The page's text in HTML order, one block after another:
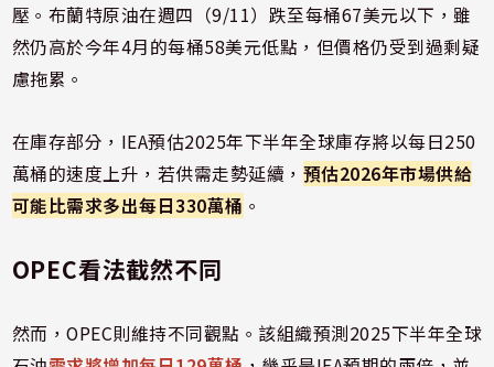
壓。布蘭特原油在週四（9/11）跌至每桶67美元以下，雖
然仍高於今年4月的每桶58美元低點，但價格仍受到過剩疑
慮拖累。
在庫存部分，IEA預估2025年下半年全球庫存將以每日250
萬桶的速度上升，若供需走勢延續， 預估2026年市場供給
可能比需求多出每日330萬桶 。
OPEC看法截然不同
然而，OPEC則維持不同觀點。該組織預測2025下半年全球